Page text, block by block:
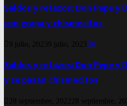
Saldos y retazos: Don Pepe y
con grapa y chismecitos
9 julio, 20239 julio, 2023 0
Saldos y retazos: Don Pepe y
y se pasan chismecitos
28 septiembre, 2022 28 septiembre,